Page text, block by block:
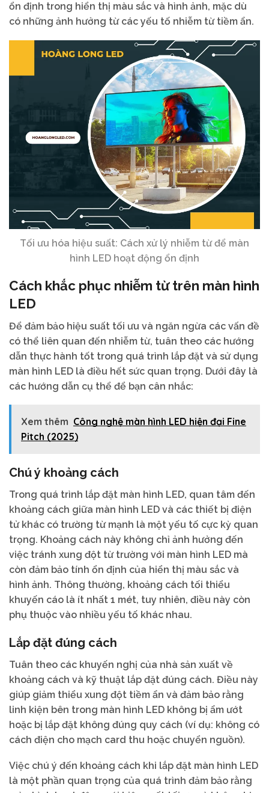
ổn định trong hiển thị màu sắc và hình ảnh, mặc dù
có những ảnh hưởng từ các yếu tố nhiễm từ tiềm ẩn.
Tối ưu hóa hiệu suất: Cách xử lý nhiễm từ để màn
hình LED hoạt động ổn định
Cách khắc phục nhiễm từ trên màn hình
LED
Để đảm bảo hiệu suất tối ưu và ngăn ngừa các vấn đề
có thể liên quan đến nhiễm từ, tuân theo các hướng
dẫn thực hành tốt trong quá trình lắp đặt và sử dụng
màn hình LED là điều hết sức quan trọng. Dưới đây là
các hướng dẫn cụ thể để bạn cân nhắc:
Xem thêm Công nghệ màn hình LED hiện đại Fine
Pitch (2025)
Chú ý khoảng cách
Trong quá trình lắp đặt màn hình LED, quan tâm đến
khoảng cách giữa màn hình LED và các thiết bị điện
tử khác có trường từ mạnh là một yếu tố cực kỳ quan
trọng. Khoảng cách này không chỉ ảnh hưởng đến
việc tránh xung đột từ trường với màn hình LED mà
còn đảm bảo tính ổn định của hiển thị màu sắc và
hình ảnh. Thông thường, khoảng cách tối thiểu
khuyến cáo là ít nhất 1 mét, tuy nhiên, điều này còn
phụ thuộc vào nhiều yếu tố khác nhau.
Lắp đặt đúng cách
Tuân theo các khuyến nghị của nhà sản xuất về
khoảng cách và kỹ thuật lắp đặt đúng cách. Điều này
giúp giảm thiểu xung đột tiềm ẩn và đảm bảo rằng
linh kiện bên trong màn hình LED không bị ẩm ướt
hoặc bị lắp đặt không đúng quy cách (ví dụ: không có
cách điện cho mạch card thu hoặc chuyển nguồn).
Việc chú ý đến khoảng cách khi lắp đặt màn hình LED
là một phần quan trọng của quá trình đảm bảo rằng